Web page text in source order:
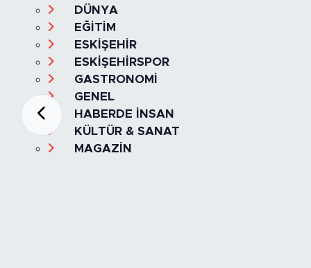
DÜNYA
EĞİTİM
ESKİŞEHİR
ESKİŞEHİRSPOR
GASTRONOMİ
GENEL
HABERDE İNSAN
KÜLTÜR & SANAT
MAGAZİN